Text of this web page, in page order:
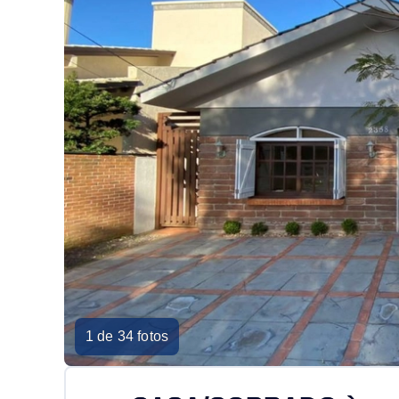
1 de 34 fotos